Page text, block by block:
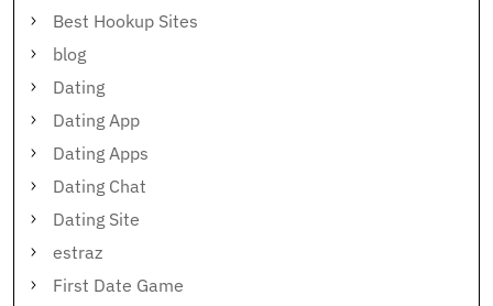
Best Hookup Sites
blog
Dating
Dating App
Dating Apps
Dating Chat
Dating Site
estraz
First Date Game